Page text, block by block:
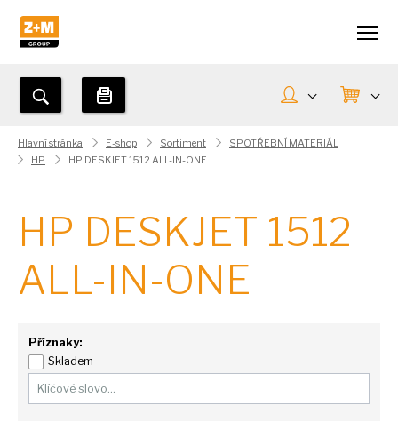
Hlavní stránka E-shop Sortiment
SPOTŘEBNÍ MATERIÁL
HP
HP DESKJET 1512 ALL-IN-ONE
HP DESKJET 1512
ALL-IN-ONE
Příznaky:
Skladem